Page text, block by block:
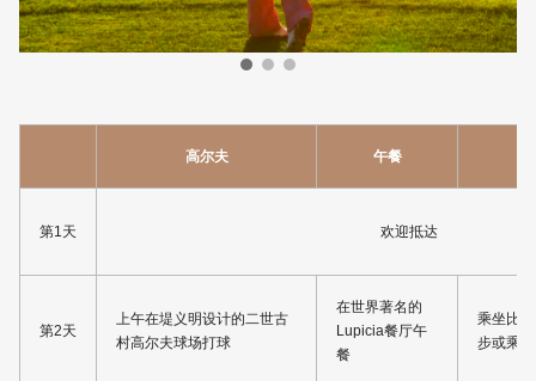
高尔夫 午餐
第1天 欢迎抵达
第2天
上午在堤义明设计的二世古
村高尔夫球场打球
在世界著名的
Lupicia餐厅午
餐
乘坐比
步或乘